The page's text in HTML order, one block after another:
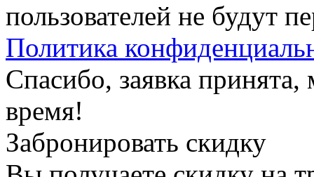
пользователей не будут
Политика
Спасибо, заявка
время!
Забронировать скидку